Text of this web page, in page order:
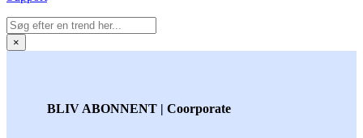
×
BLIV ABONNENT | Coorporate